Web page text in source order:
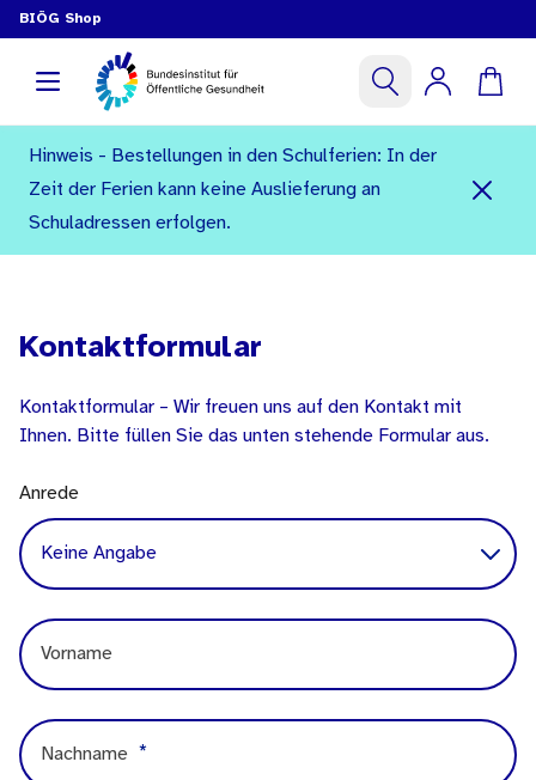
BIÖG Shop
Hinweis - Bestellungen in den Schulferien: In der
Zeit der Ferien kann keine Auslieferung an
Schuladressen erfolgen.
Kontaktformular
Kontaktformular – Wir freuen uns auf den Kontakt mit
Ihnen. Bitte füllen Sie das unten stehende Formular aus.
Anrede
Vorname
Vorname
Nachname
Nachname